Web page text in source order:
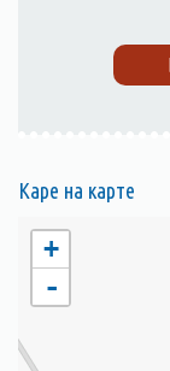
Каре на карте
+
-